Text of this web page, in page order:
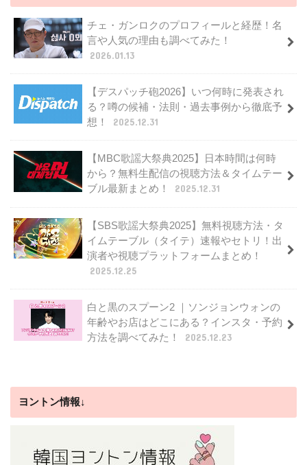
チェ・ガンロクのプロフィールと経歴！名
言や人気の理由も調べてみた！
2026.01.13
【デスパッチ砲2026】いつ何時に発表され
る？噂の候補・法則・過去事例から徹底予
想！
2025.12.31
【MBC歌謡大祭典2025】日本時間は何時
から？無料生配信の視聴方法＆タイムテー
ブル最新まとめ！
2025.12.31
【SBS歌謡大祭典2025】無料視聴方法・タ
イムテーブル（タイテ）速報やセトリ！出
演者や視聴プラットフォームまとめ！
2025.12.25
白と黒のスプーン2 ｜ソンジョンウォンの
年齢やお店はどこにある？インスタ・予約
方法を調べてみた！
2025.12.23
ヨントン情報↓